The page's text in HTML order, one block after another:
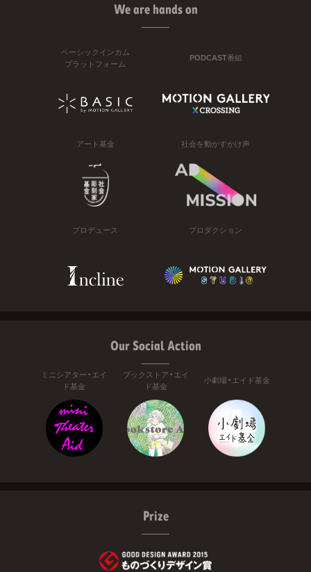
We are hands on
ベーシックインカム
プラットフォーム
PODCAST番組
アート基金 社会を動かすかけ声
プロデュース プロダクション
Our Social Action
ミニシアター・エイ
ド基金
ブックストア・エイ
ド基金
小劇場・エイド基金
Prize